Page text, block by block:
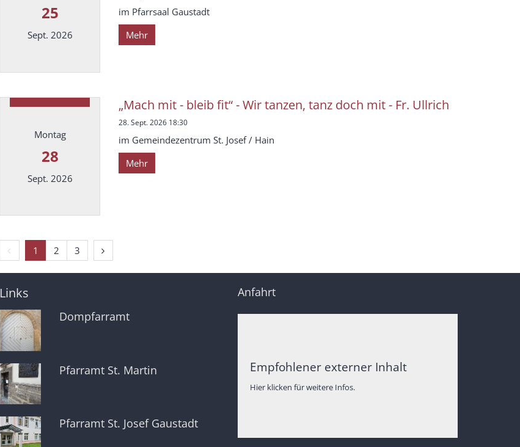
25
Sept. 2026
im Pfarrsaal Gaustadt
Mehr
Montag
28
Sept. 2026
„Mach mit - bleib fit“ - Wir tanzen, tanz doch mit - Fr. Ullrich
28. Sept. 2026 18:30
im Gemeindezentrum St. Josef / Hain
Mehr
Vorherige Seite
1 2 3 Nächste Seite
Links
Dompfarramt
Pfarramt St. Martin
Pfarramt St. Josef Gaustadt
Anfahrt
Empfohlener externer Inhalt
Hier klicken für weitere Infos.